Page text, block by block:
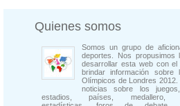
Quienes somos
Somos un grupo de
deportes. Nos propusimos
desarrollar esta web con el
brindar información sobre
Olímpicos de Londres 2012.
noticias sobre los juegos,
estadios, países, medallero,